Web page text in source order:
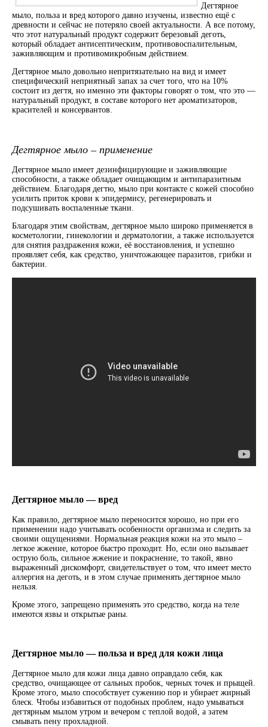
Дегтярное
мыло, польза и вред которого давно изучены, известно ещё с
древности и сейчас не потеряло своей актуальности. А все потому,
что этот натуральный продукт содержит березовый деготь,
который обладает антисептическим, противовоспалительным,
заживляющим и противомикробным действием.
Дегтярное мыло довольно непритязательно на вид и имеет
специфический неприятный запах за счет того, что на 10%
состоит из дегтя, но именно эти факторы говорят о том, что это —
натуральный продукт, в составе которого нет ароматизаторов,
красителей и консервантов.
Дегтярное мыло – применение
Дегтярное мыло имеет дезинфицирующие и заживляющие
способности, а также обладает очищающим и антипаразитным
действием. Благодаря дегтю, мыло при контакте с кожей способно
усилить приток крови к эпидермису, регенерировать и
подсушивать воспаленные ткани.
Благодаря этим свойствам, дегтярное мыло широко применяется в
косметологии, гинекологии и дерматологии, а также используется
для снятия раздражения кожи, её восстановления, и успешно
проявляет себя, как средство, уничтожающее паразитов, грибки и
бактерии.
Дегтярное мыло — вред
Как правило, дегтярное мыло переносится хорошо, но при его
применении надо учитывать особенности организма и следить за
своими ощущениями. Нормальная реакция кожи на это мыло –
легкое жжение, которое быстро проходит. Но, если оно вызывает
острую боль, сильное жжение и покраснение, то такой, явно
выраженный дискомфорт, свидетельствует о том, что имеет место
аллергия на деготь, и в этом случае применять дегтярное мыло
нельзя.
Кроме этого, запрещено применять это средство, когда на теле
имеются язвы и открытые раны.
Дегтярное мыло — польза и вред для кожи лица
Дегтярное мыло для кожи лица давно оправдало себя, как
средство, очищающее от сальных пробок, черных точек и прыщей.
Кроме этого, мыло способствует сужению пор и убирает жирный
блеск. Чтобы избавиться от подобных проблем, надо умываться
дегтярным мылом утром и вечером с теплой водой, а затем
смывать пену прохладной.